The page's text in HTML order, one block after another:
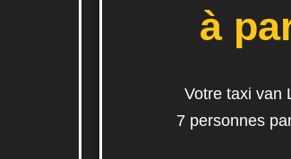
à
Votre taxi van
7 personnes